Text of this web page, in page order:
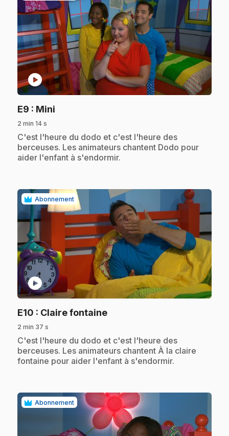
play_circle
E9 : Mini
2 min 14 s
.C'est l'heure du dodo et c'est l'heure des
berceuses. Les animateurs chantent Dodo pour
aider l'enfant à s'endormir.
Abonnement
play_circle
E10 : Claire fontaine.
2 min 37 s
.C'est l'heure du dodo et c'est l'heure des
berceuses. Les animateurs chantent À la claire
fontaine pour aider l'enfant à s'endormir.
Abonnement